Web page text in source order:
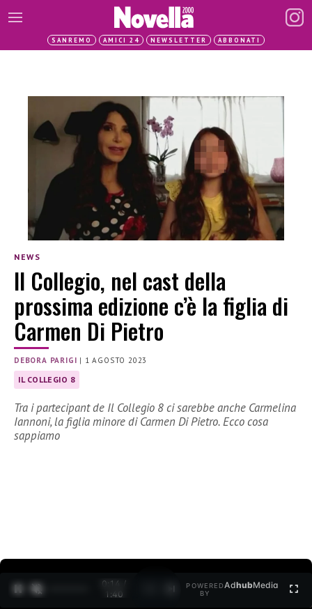
SANREMO AMICI 24 NEWSLETTER ABBONATI
NEWS
Il Collegio, nel cast della
prossima edizione c’è la figlia di
Carmen Di Pietro
DEBORA PARIGI | 1 AGOSTO 2023
IL COLLEGIO 8
Tra i partecipant de Il Collegio 8 ci sarebbe anche Carmelina
Iannoni, la figlia minore di Carmen Di Pietro. Ecco cosa
sappiamo
0:15 /
1:40
POWERED
BY
AdhubMedia